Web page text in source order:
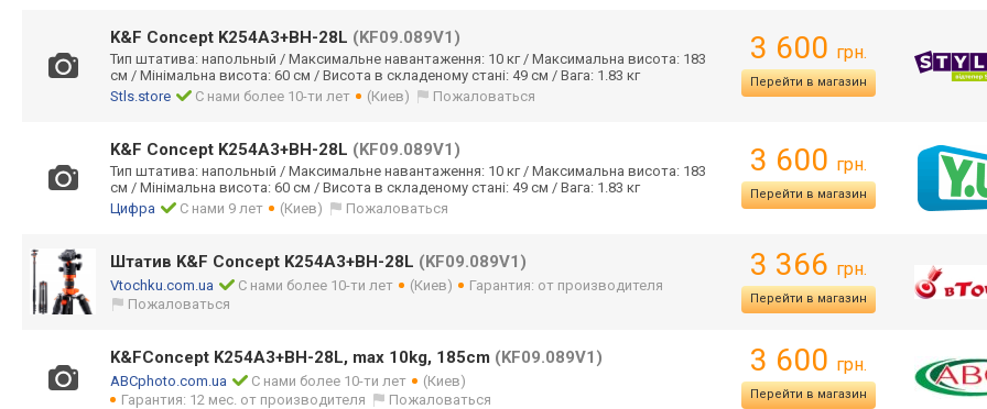
K&F Concept K254A3+BH-28L (KF09.089V1)
Тип штатива: напольный / Максимальне навантаження: 10 кг / Максимальна висота: 183
см / Мінімальна висота: 60 см / Висота в складеному стані: 49 см / Вага: 1.83 кг
Stls.store
С нами более 10-ти лет (Киев) Пожаловаться
3 600 грн.
Перейти в магазин
K&F Concept K254A3+BH-28L (KF09.089V1)
Тип штатива: напольный / Максимальне навантаження: 10 кг / Максимальна висота: 183
см / Мінімальна висота: 60 см / Висота в складеному стані: 49 см / Вага: 1.83 кг
Цифра
С нами 9 лет (Киев) Пожаловаться
3 600 грн.
Перейти в магазин
Штатив K&F Concept K254A3+BH-28L (KF09.089V1)
Vtochku.com.ua С нами более 10-ти лет (Киев)
Гарантия: от производителя
Пожаловаться
3 366 грн.
Перейти в магазин
K&FConcept K254A3+BH-28L, max 10kg, 185cm (KF09.089V1)
ABCphoto.com.ua С нами более 10-ти лет
(Киев)
Гарантия: 12 мес. от производителя
Пожаловаться
3 600 грн.
Перейти в магазин